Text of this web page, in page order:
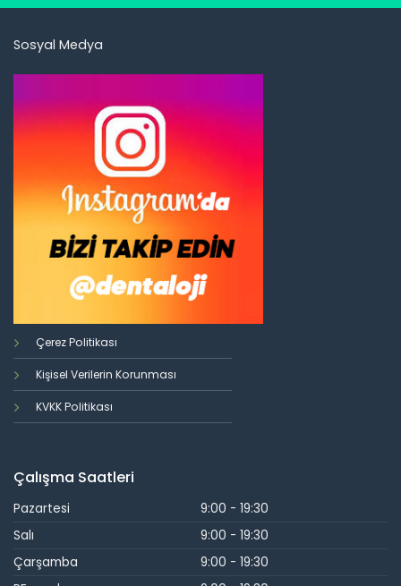
Sosyal Medya
Çerez Politikası
Kişisel Verilerin Korunması
KVKK Politikası
Çalışma Saatleri
Pazartesi
9:00 - 19:30
Salı
9:00 - 19:30
Çarşamba
9:00 - 19:30